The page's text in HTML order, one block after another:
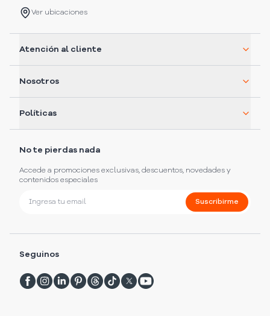
Ver ubicaciones
Atención al cliente
Nosotros
Políticas
No te pierdas nada
Accede a promociones exclusivas, descuentos, novedades y
contenidos especiales
Suscribirme
Seguinos